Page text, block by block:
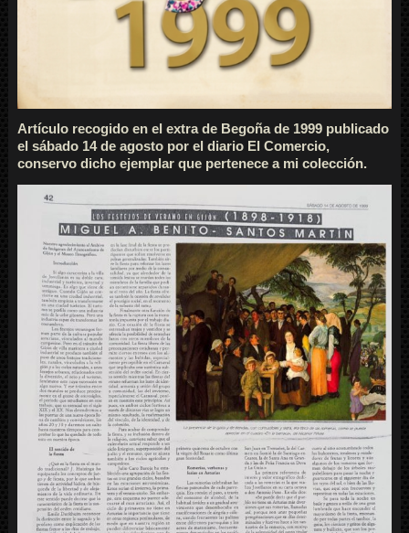
Artículo recogido en el extra de Begoña de 1999 publicado
el sábado 14 de agosto por el diario El Comercio,
conservo dicho ejemplar que pertenece a mi colección.